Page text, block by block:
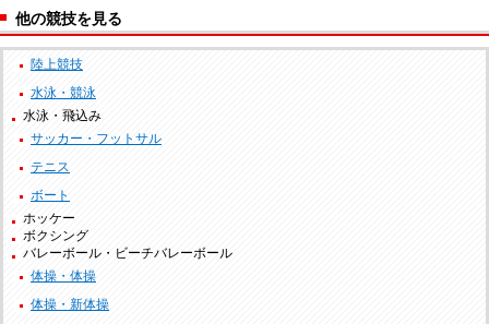
他の競技を見る
陸上競技
水泳・競泳
水泳・飛込み
サッカー・フットサル
テニス
ボート
ホッケー
ボクシング
バレーボール・ビーチバレーボール
体操・体操
体操・新体操